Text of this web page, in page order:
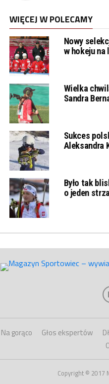
WIĘCEJ W POLECAMY
Nowy
w hokeju na
Wielka
Sandra
Sukces
Aleksandra
Było tak
o jeden
Na gorąco Głos ekspertów
Copyright © 2017